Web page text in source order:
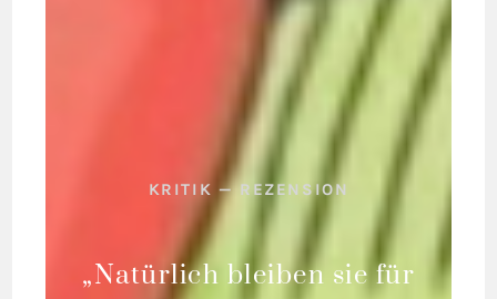
KRITIK — REZENSION
„Natürlich bleiben sie für